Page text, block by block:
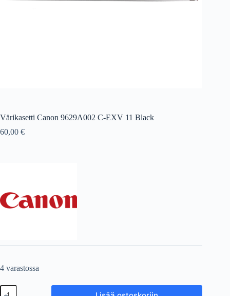
Värikasetti Canon 9629A002 C-EXV 11 Black
60,00 €
4 varastossa
Värikasetti